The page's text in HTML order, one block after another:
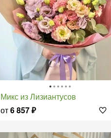
Микс из Лизиантусов
от6 857₽